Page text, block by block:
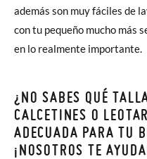
además son muy fáciles de
con tu pequeño mucho más
en lo realmente importante.
¿NO SABES QUÉ
CALCETINES O
ADECUADA PARA TU
¡NOSOTROS TE